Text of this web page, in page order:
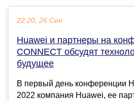
22:20, 26 Сен
Huawei и партнеры на
CONNECT обсудят
будущее
В первый день конференции
2022 компания Huawei, ее